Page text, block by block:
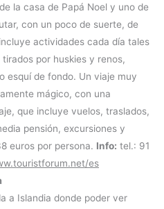
la casa de Papá Noel y uno de
con un poco de suerte, de
actividades cada día tales
por huskies y renos,
esquí de fondo. Un viaje muy
mágico, con una
que incluye vuelos, traslados,
pensión, excursiones y
euros por persona. Info: tel.: 91
es
a Islandia donde poder ver